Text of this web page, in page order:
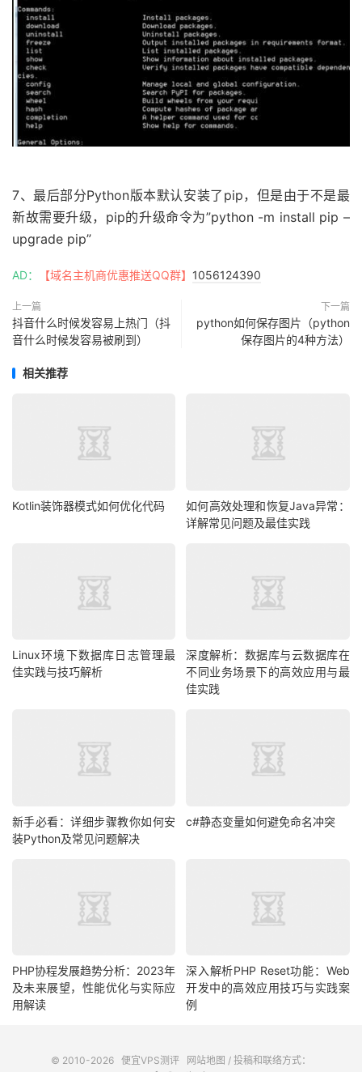
7、最后部分Python版本默认安装了pip，但是由于不是最
新故需要升级，pip的升级命令为”python -m install pip –
upgrade pip”
AD： 【域名主机商优惠推送QQ群】 1056124390
上一篇
抖音什么时候发容易上热门（抖
音什么时候发容易被刷到）
下一篇
python如何保存图片（python
保存图片的4种方法）
相关推荐
Kotlin装饰器模式如何优化代码
如何高效处理和恢复Java异常：
详解常见问题及最佳实践
Linux环境下数据库日志管理最
佳实践与技巧解析
深度解析：数据库与云数据库在
不同业务场景下的高效应用与最
佳实践
新手必看：详细步骤教你如何安
装Python及常见问题解决
c#静态变量如何避免命名冲突
PHP协程发展趋势分析：2023年
及未来展望，性能优化与实际应
用解读
深入解析PHP Reset功能：Web
开发中的高效应用技巧与实践案
例
© 2010-2026 便宜VPS测评 网站地图 / 投稿和联络方式：